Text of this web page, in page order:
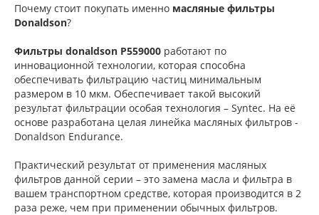
Почему стоит покупать именно масляные фильтры
Donaldson?
Фильтры donaldson P559000 работают по
инновационной технологии, которая способна
обеспечивать фильтрацию частиц минимальным
размером в 10 мкм. Обеспечивает такой высокий
результат фильтрации особая технология – Syntec. На её
основе разработана целая линейка масляных фильтров -
Donaldson Endurance.
Практический результат от применения масляных
фильтров данной серии – это замена масла и фильтра в
вашем транспортном средстве, которая производится в 2
раза реже, чем при применении обычных фильтров.